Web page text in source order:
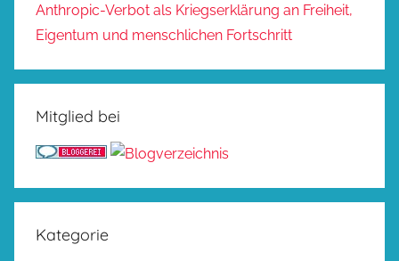
Anthropic-Verbot als Kriegserklärung an Freiheit,
Eigentum und menschlichen Fortschritt
Mitglied bei
Kategorie